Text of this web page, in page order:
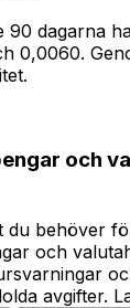
90 dagarna
0,0060.
och
du behöver
och
avgifter.